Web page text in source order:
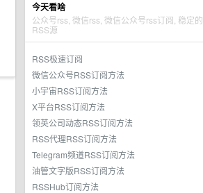
今天看啥
公众号rss, 微信rss, 微信公众号rss订阅, 稳定的
RSS源
RSS极速订阅
微信公众号RSS订阅方法
小宇宙RSS订阅方法
X平台RSS订阅方法
领英公司动态RSS订阅方法
RSS代理RSS订阅方法
Telegram频道RSS订阅方法
油管文字版RSS订阅方法
RSSHub订阅方法